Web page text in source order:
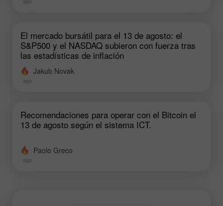
El mercado bursátil para el 13 de agosto: el
S&P500 y el NASDAQ subieron con fuerza tras
las estadísticas de inflación
Jakub Novak
ago
Recomendaciones para operar con el Bitcoin el
13 de agosto según el sistema ICT.
Paolo Greco
ago